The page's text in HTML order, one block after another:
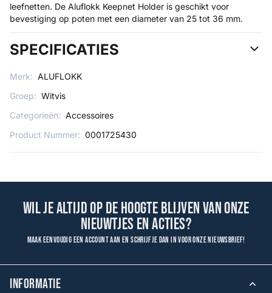
leefnetten. De Aluflokk Keepnet Holder is geschikt voor
bevestiging op poten met een diameter van 25 tot 36 mm.
SPECIFICATIES
Merk: ALUFLOKK
Groep: Witvis
Categorieën: Accessoires
Product Nummer: 0001725430
Wil je altijd op de hoogte blijven van onze
nieuwtjes en acties?
Maak eenvoudig een account aan en schrijf je dan in voor onze nieuwsbrief!
INFORMATIE